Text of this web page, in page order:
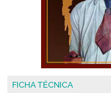
FICHA TÉCNICA